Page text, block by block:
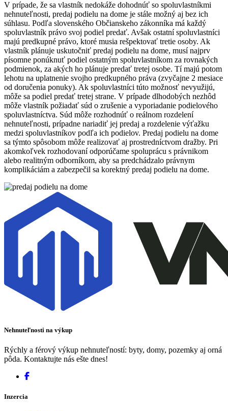
V prípade, že sa vlastník nedokáže dohodnúť so spoluvlastníkmi
nehnuteľnosti, predaj podielu na dome je stále možný aj bez ich
súhlasu. Podľa slovenského Občianskeho zákonníka má každý
spoluvlastník právo svoj podiel predať. Avšak ostatní spoluvlastníci
majú predkupné právo, ktoré musia rešpektovať tretie osoby. Ak
vlastník plánuje uskutočniť predaj podielu na dome, musí najprv
písomne ponúknuť podiel ostatným spoluvlastníkom za rovnakých
podmienok, za akých ho plánuje predať tretej osobe. Tí majú potom
lehotu na uplatnenie svojho predkupného práva (zvyčajne 2 mesiace
od doručenia ponuky). Ak spoluvlastníci túto možnosť nevyužijú,
môže sa podiel predať tretej strane. V prípade dlhodobých nezhôd
môže vlastník požiadať súd o zrušenie a vyporiadanie podielového
spoluvlastníctva. Súd môže rozhodnúť o reálnom rozdelení
nehnuteľnosti, prípadne nariadiť jej predaj a rozdelenie výťažku
medzi spoluvlastníkov podľa ich podielov. Predaj podielu na dome
sa týmto spôsobom môže realizovať aj prostredníctvom dražby. Pri
akomkoľvek rozhodovaní odporúčame spoluprácu s právnikom
alebo realitným odborníkom, aby sa predchádzalo právnym
komplikáciám a zabezpečil sa korektný predaj podielu na dome.
Nehnuteľnosti na výkup
Rýchly a férový výkup nehnuteľností: byty, domy, pozemky aj orná
pôda. Kontaktujte nás ešte dnes!
Inzercia